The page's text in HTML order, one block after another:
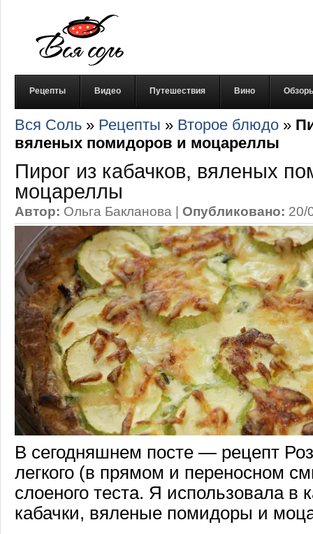
Рецепты Видео Путешествия Вино
Вся Соль » Рецепты » Второе блюдо »
вяленых помидоров и моцареллы
Пирог из кабачков, вяленых
моцареллы
Автор: Ольга Бакланова | Опубликовано: 20/
В сегодняшнем посте — рецепт
легкого (в прямом и переносном
слоеного теста. Я использовала в
кабачки, вяленые помидоры и